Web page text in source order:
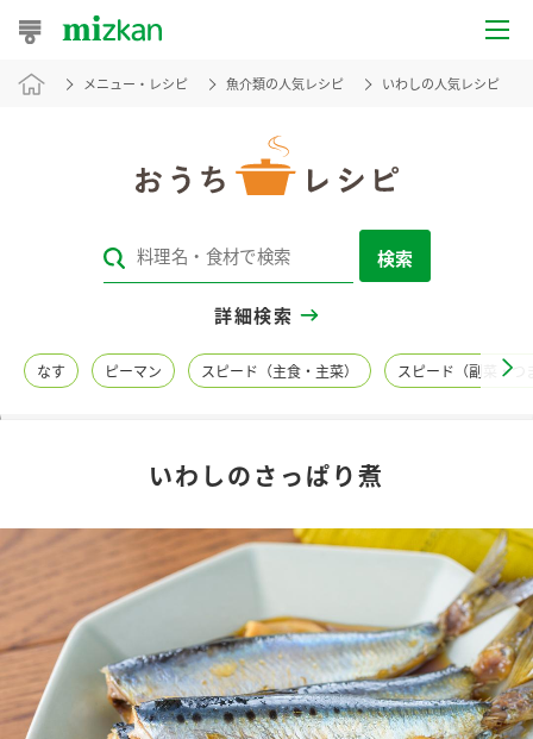
おうちレシピ
レシピカテゴリ一覧
レシピ名特集
商品カテゴリ
調味酢
お酢ドリンク ぽん酢
新商品一覧
キャンペーン情報
ブランド・スペシャルサイト
メニュー・レシピ 魚介類の人気レシピ いわしの人気レシピ
検索
詳細検索
なす ピーマン スピード（主食・主菜） スピード（副菜・つ
いわしのさっぱり煮